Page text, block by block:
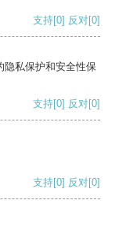
支持[0] 反对[0]
隐私保护和安全性保
支持[0] 反对[0]
支持[0] 反对[0]